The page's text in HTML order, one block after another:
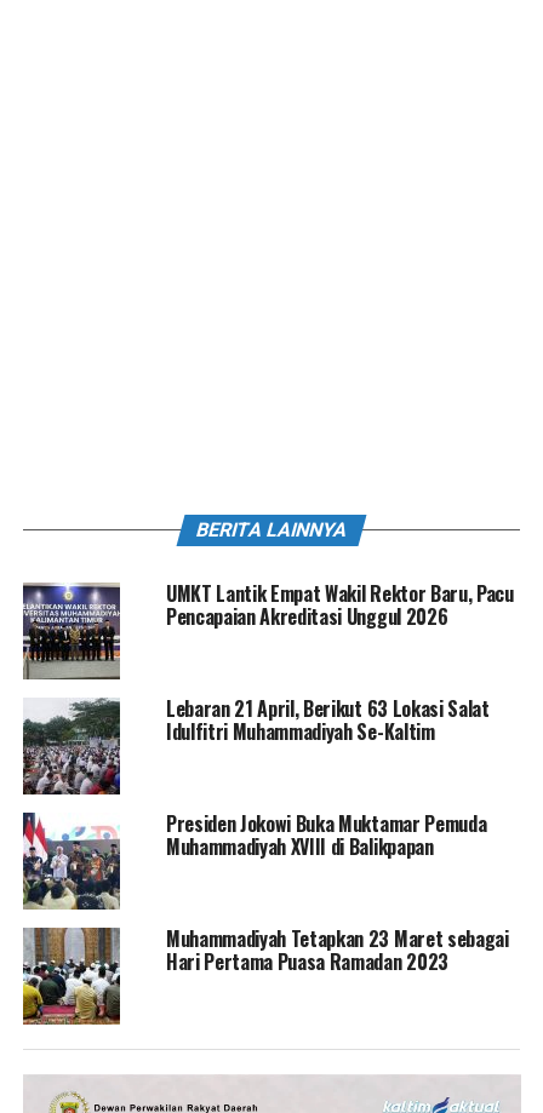
BERITA LAINNYA
UMKT Lantik Empat Wakil Rektor Baru, Pacu
Pencapaian Akreditasi Unggul 2026
Lebaran 21 April, Berikut 63 Lokasi Salat
Idulfitri Muhammadiyah Se-Kaltim
Presiden Jokowi Buka Muktamar Pemuda
Muhammadiyah XVIII di Balikpapan
Muhammadiyah Tetapkan 23 Maret sebagai
Hari Pertama Puasa Ramadan 2023